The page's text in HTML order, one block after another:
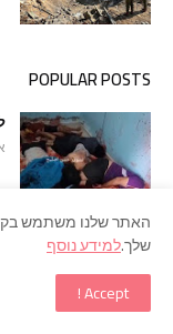
POPULAR POSTS
שלך.למידע נוסף
Accept !